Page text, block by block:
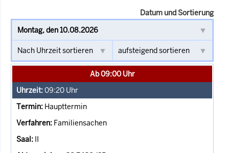
Datum und Sortierung
Ab 09:00 Uhr
09:20 Uhr
Haupttermin
Familiensachen
II